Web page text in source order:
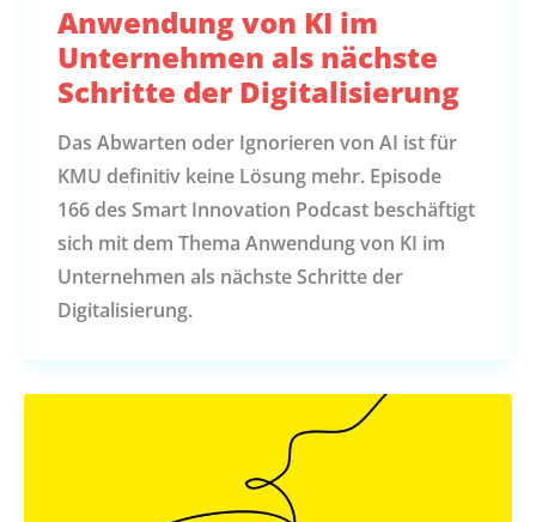
Anwendung von KI im
Unternehmen als nächste
Schritte der Digitalisierung
Das Abwarten oder Ignorieren von AI ist für
KMU definitiv keine Lösung mehr. Episode
166 des Smart Innovation Podcast beschäftigt
sich mit dem Thema Anwendung von KI im
Unternehmen als nächste Schritte der
Digitalisierung.